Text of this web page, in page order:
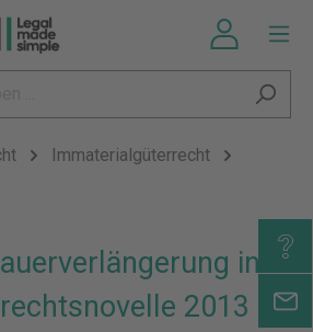
Immaterialgüterrecht
in
2013 -